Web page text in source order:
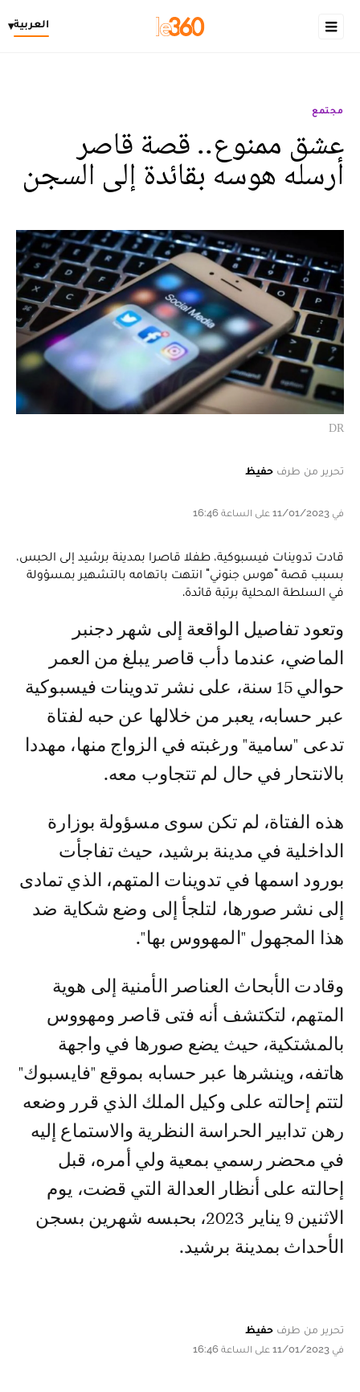
العربية▾
مجتمع
عشق ممنوع.. قصة قاصر
أرسله هوسه بقائدة إلى السجن
DR
تحرير من طرف حفيظ
في 11/01/2023 على الساعة 16:46
قادت تدوينات فيسبوكية، طفلا قاصرا بمدينة برشيد إلى الحبس،
بسبب قصة "هوس جنوني" انتهت باتهامه بالتشهير بمسؤولة
في السلطة المحلية برتبة قائدة.
وتعود تفاصيل الواقعة إلى شهر دجنبر
الماضي، عندما دأب قاصر يبلغ من العمر
حوالي 15 سنة، على نشر تدوينات فيسبوكية
عبر حسابه، يعبر من خلالها عن حبه لفتاة
تدعى "سامية" ورغبته في الزواج منها، مهددا
بالانتحار في حال لم تتجاوب معه.
هذه الفتاة، لم تكن سوى مسؤولة بوزارة
الداخلية في مدينة برشيد، حيث تفاجأت
بورود اسمها في تدوينات المتهم، الذي تمادى
إلى نشر صورها، لتلجأ إلى وضع شكاية ضد
هذا المجهول "المهووس بها".
وقادت الأبحاث العناصر الأمنية إلى هوية
المتهم، لتكتشف أنه فتى قاصر ومهووس
بالمشتكية، حيث يضع صورها في واجهة
هاتفه، وينشرها عبر حسابه بموقع "فايسبوك"
لتتم إحالته على وكيل الملك الذي قرر وضعه
رهن تدابير الحراسة النظرية والاستماع إليه
في محضر رسمي بمعية ولي أمره، قبل
إحالته على أنظار العدالة التي قضت، يوم
الاثنين 9 يناير 2023، بحبسه شهرين بسجن
الأحداث بمدينة برشيد.
تحرير من طرف حفيظ
في 11/01/2023 على الساعة 16:46